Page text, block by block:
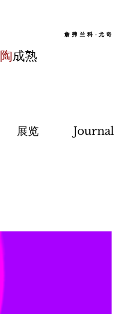
詹弗兰科·尤奇
陶成熟
展览 Journal